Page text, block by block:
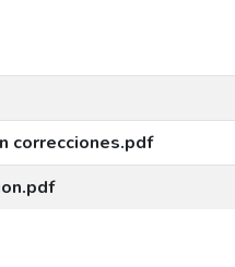
correcciones.pdf